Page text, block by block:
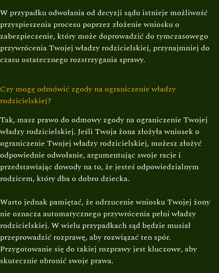
W przypadku odwołania od decyzji sądu istnieje możliwość
przyspieszenia procesu poprzez złożenie wniosku o
zabezpieczenie, który może doprowadzić do tymczasowego
przywrócenia Twojej władzy rodzicielskiej, przynajmniej do
czasu ostatecznego rozstrzygania sprawy.
Czy mogę odmówić zgody na ograniczenie władzy
rodzicielskiej?
Tak, masz prawo do odmowy zgody na ograniczenie Twojej
władzy rodzicielskiej. Jeśli Twoja żona złożyła wniosek o
ograniczenie Twojej władzy rodzicielskiej, możesz złożyć
odpowiednie odwołanie, argumentując swoje racje i
przedstawiając dowody na to, że jesteś odpowiedzialnym
rodzicem, który dba o dobro dziecka.
Warto jednak pamiętać, że odrzucenie wniosku Twojej żony
nie oznacza automatycznego przywrócenia pełni władzy
rodzicielskiej. W wielu przypadkach sąd będzie musiał
przeprowadzić rozprawę, aby rozwiązać ten spór.
Przygotowanie się do takiej rozprawy jest kluczowe, aby
skutecznie obronić swoje prawa.